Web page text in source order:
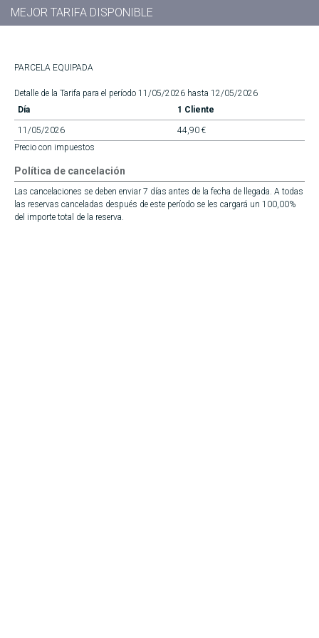
MEJOR TARIFA DISPONIBLE
PARCELA EQUIPADA
Detalle de la Tarifa para el período 11/05/2026 hasta 12/05/2026
Día
1 Cliente
11/05/2026
44,90 €
Precio con impuestos
Política de cancelación
Las cancelaciones se deben enviar 7 días antes de la fecha de llegada. A todas
las reservas canceladas después de este período se les cargará un 100,00%
del importe total de la reserva.